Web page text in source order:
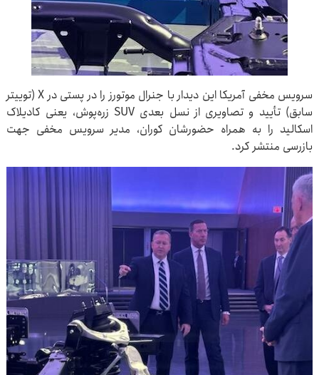
سرویس مخفی آمریکا این دیدار با جنرال موتورز را در پستی در X (توییتر
سابق) تأیید و تصاویری از نسل بعدی SUV زره‌پوش، یعنی کادیلاک
اسکالید را به همراه حضورشان کوران، مدیر سرویس مخفی جهت
بازرسی منتشر کرد.